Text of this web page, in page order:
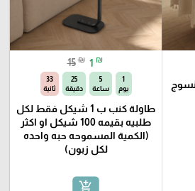
15 ₪ 1 ₪
1
يوم
5
ساعة
25
دقيقة
32
ثانية
طاولة كنب ب 1 شيكل فقط لكل
طلبيه بقيمه 100 شيكل او اكثر
(الكمية المسموحه حبه واحده
لكل زبون)
add_shopping_cart